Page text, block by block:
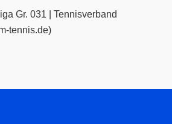
Gr. 031 | Tennisverband
tennis.de)